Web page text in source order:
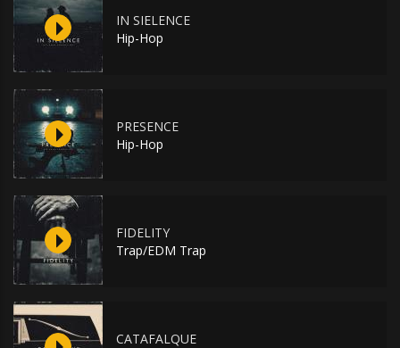
IN SIELENCE
Hip-Hop
PRESENCE
Hip-Hop
FIDELITY
Trap/EDM Trap
CATAFALQUE